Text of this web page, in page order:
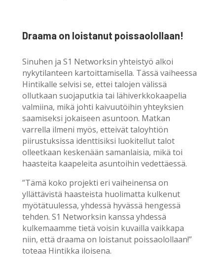
Draama on loistanut poissaolollaan!
Sinuhen ja S1 Networksin yhteistyö alkoi
nykytilanteen kartoittamisella. Tässä vaiheessa
Hintikalle selvisi se, ettei talojen välissä
ollutkaan suojaputkia tai lähiverkkokaapelia
valmiina, mikä johti kaivuutöihin yhteyksien
saamiseksi jokaiseen asuntoon. Matkan
varrella ilmeni myös, etteivät taloyhtiön
piirustuksissa identtisiksi luokitellut talot
olleetkaan keskenään samanlaisia, mikä toi
haasteita kaapeleita asuntoihin vedettäessä.
”Tämä koko projekti eri vaiheinensa on
yllättävistä haasteista huolimatta kulkenut
myötätuulessa, yhdessä hyvässä hengessä
tehden. S1 Networksin kanssa yhdessä
kulkemaamme tietä voisin kuvailla vaikkapa
niin, että draama on loistanut poissaolollaan!”
toteaa Hintikka iloisena.